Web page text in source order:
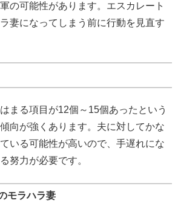
の可能性があります。エスカレート
妻になってしまう前に行動を見直す
まる項目が12個～15個あったという
向が強くあります。夫に対してかな
いる可能性が高いので、手遅れにな
努力が必要です。
モラハラ妻